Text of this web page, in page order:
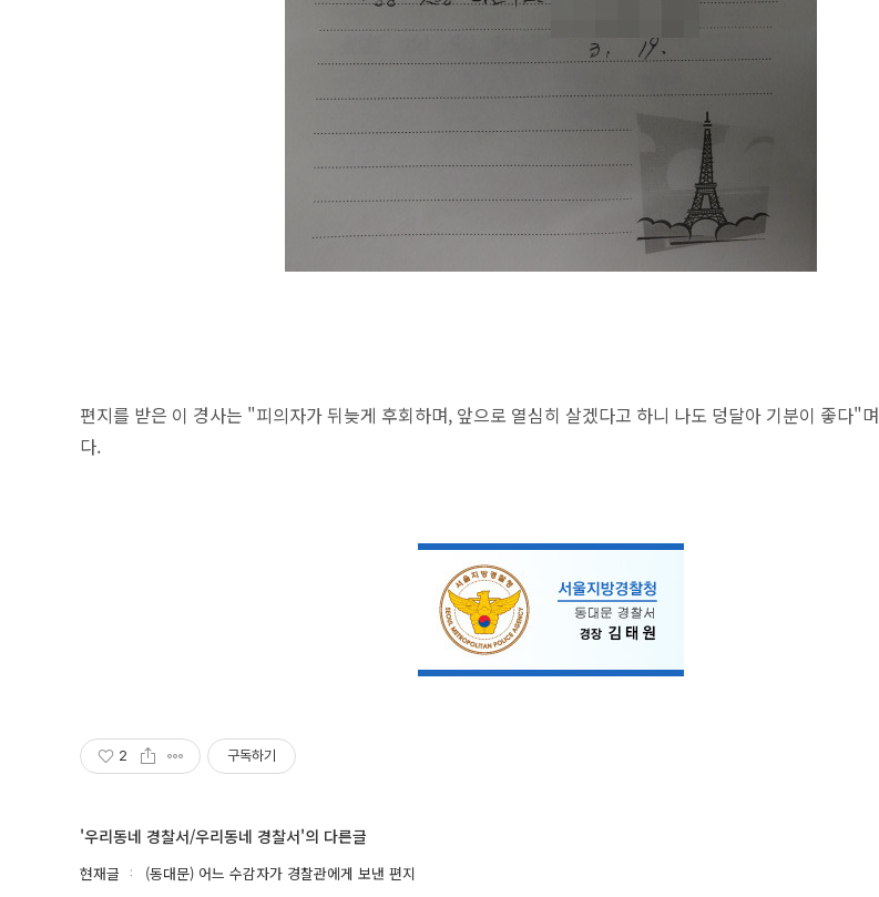
편지를 받은 이 경사는 "피의자가 뒤늦게 후회하며, 앞으로 열심히 살겠다고 하니 나도 덩달아 기분이 좋다"며
다.
2 구독하기
'우리동네 경찰서/우리동네 경찰서'의 다른글
현재글 (동대문) 어느 수감자가 경찰관에게 보낸 편지